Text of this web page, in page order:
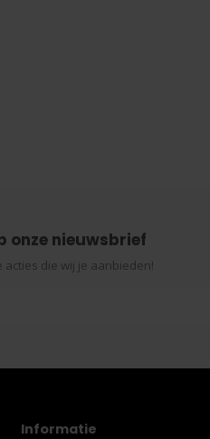
onze nieuwsbrief
die wij je aanbieden!
Informatie